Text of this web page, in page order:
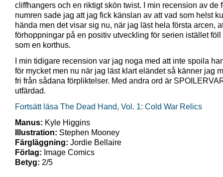
cliffhangers och en riktigt skön twist. I min recension av de
numren sade jag att jag fick känslan av att vad som helst
hända men det visar sig nu, när jag läst hela första arcen,
förhoppningar på en positiv utveckling för serien istället föll
som en korthus.
I min tidigare recension var jag noga med att inte spoila
för mycket men nu när jag läst klart eländet så känner jag
fri från sådana förpliktelser. Med andra ord är
utfärdad.
Fortsätt läsa The Dead Hand, Vol. 1: Cold War Relics
Manus: Kyle Higgins
Illustration: Stephen Mooney
Färgläggning: Jordie Bellaire
Förlag: Image Comics
Betyg: 2/5